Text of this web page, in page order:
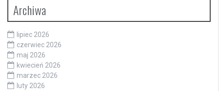
Archiwa
lipiec 2026
czerwiec 2026
maj 2026
kwiecień 2026
marzec 2026
luty 2026